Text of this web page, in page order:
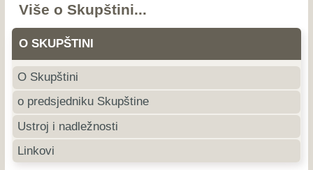
Više o Skupštini...
O SKUPŠTINI
O Skupštini
o predsjedniku Skupštine
Ustroj i nadležnosti
Linkovi